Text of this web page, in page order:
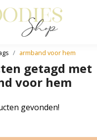
armband voor hem
getagd met
voor hem
gevonden!